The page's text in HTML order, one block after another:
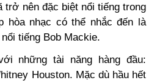
trở nên đặc biệt nổi tiếng trong
hòa nhạc có thể nhắc đến là
tiếng Bob Mackie.
những tài năng hàng đầu:
Houston. Mặc dù hầu hết